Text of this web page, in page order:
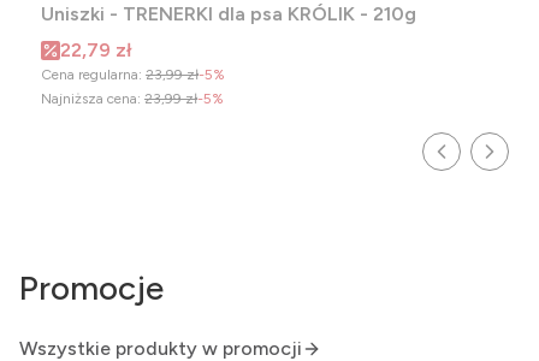
Uniszki - TRENERKI dla psa KRÓLIK - 210g
Cena promocyjna
22,79 zł
Cena regularna: 23,99 zł-5%
Najniższa cena: 23,99 zł-5%
Promocje
Wszystkie produkty w promocji